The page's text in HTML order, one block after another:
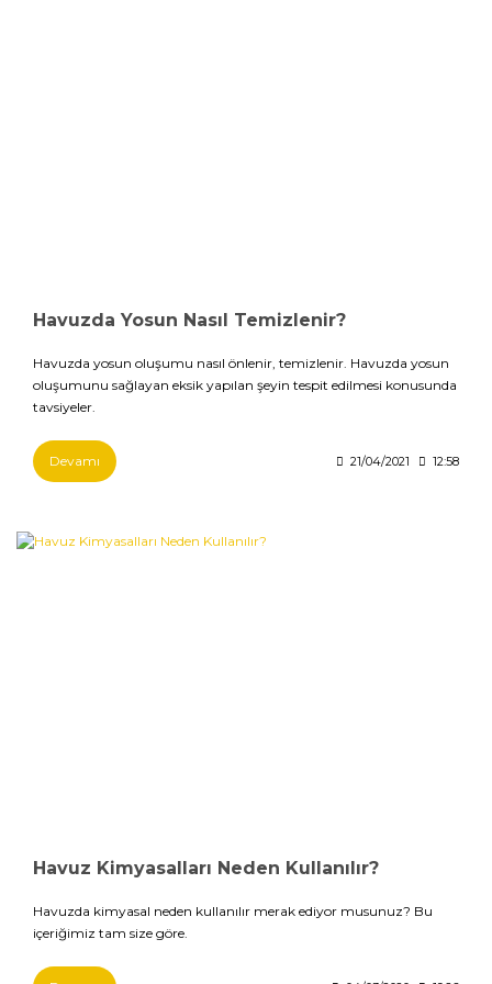
Havuzda Yosun Nasıl Temizlenir?
Havuzda yosun oluşumu nasıl önlenir, temizlenir. Havuzda yosun
oluşumunu sağlayan eksik yapılan şeyin tespit edilmesi konusunda
tavsiyeler.
Devamı 21/04/2021 12:58
Havuz Kimyasalları Neden Kullanılır?
Havuzda kimyasal neden kullanılır merak ediyor musunuz? Bu
içeriğimiz tam size göre.